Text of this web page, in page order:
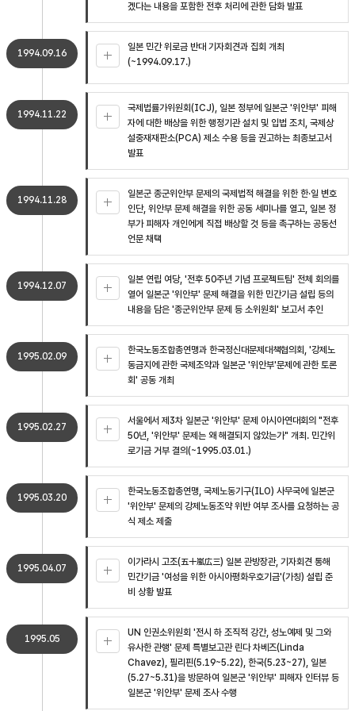
겠다는 내용을 포함한 전후 처리에 관한 담화 발표
1994.09.16
일본 민간 위로금 반대 기자회견과 집회 개최
(~1994.09.17.)
1994.11.22
국제법률가위원회(ICJ), 일본 정부에 일본군 '위안부' 피해
자에 대한 배상을 위한 행정기관 설치 및 입법 조치, 국제상
설중재재판소(PCA) 제소 수용 등을 권고하는 최종보고서
발표
1994.11.28
일본군 종군위안부 문제의 국제법적 해결을 위한 한·일 변호
인단, 위안부 문제 해결을 위한 공동 세미나를 열고, 일본 정
부가 피해자 개인에게 직접 배상할 것 등을 촉구하는 공동선
언문 채택
1994.12.07
일본 연립 여당, '전후 50주년 기념 프로젝트팀' 전체 회의를
열어 일본군 '위안부' 문제 해결을 위한 민간기금 설립 등의
내용을 담은 '종군위안부 문제 등 소위원회' 보고서 추인
1995.02.09
한국노동조합총연맹과 한국정신대문제대책협의회, '강제노
동금지에 관한 국제조약과 일본군 '위안부'문제에 관한 토론
회' 공동 개최
1995.02.27
서울에서 제3차 일본군 '위안부' 문제 아시아연대회의 "전후
50년, '위안부' 문제는 왜 해결되지 않았는가" 개최. 민간위
로기금 거부 결의(~1995.03.01.)
1995.03.20
한국노동조합총연맹, 국제노동기구(ILO) 사무국에 일본군
'위안부' 문제의 강제노동조약 위반 여부 조사를 요청하는 공
식 제소 제출
1995.04.07
이가라시 고조(五十嵐広三) 일본 관방장관, 기자회견 통해
민간기금 '여성을 위한 아시아평화우호기금'(가칭) 설립 준
비 상황 발표
1995.05
UN 인권소위원회 '전시 하 조직적 강간, 성노예제 및 그와
유사한 관행' 문제 특별보고관 린다 차베즈(Linda
Chavez), 필리핀(5.19~5.22), 한국(5.23~27), 일본
(5.27~5.31)을 방문하여 일본군 '위안부' 피해자 인터뷰 등
일본군 '위안부' 문제 조사 수행